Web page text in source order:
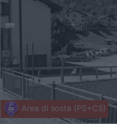
Area di sosta (PS+CS)